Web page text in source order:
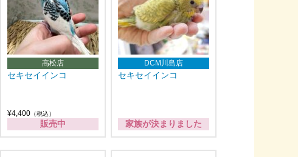
高松店
セキセイインコ
¥4,400 （税込）
販売中
DCM川島店
セキセイインコ
家族が決まりました